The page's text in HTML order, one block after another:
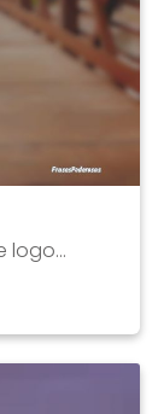
logo...